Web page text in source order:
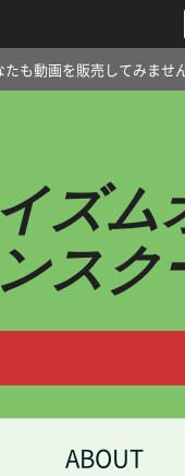
たも動画を販売してみませ
ズム
スク
ABOUT